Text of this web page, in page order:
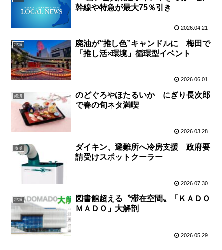
幹線や特急が最大75％引き
2026.04.21
地域
廃油が“推し色”キャンドルに 梅田で
「推し活×環境」循環型イベント
2026.06.01
経済
のどぐろやほたるいか にぎり長次郎
で春の旬ネタ満喫
2026.03.28
地域
ダイキン、避難所へ冷房支援 政府要
請受けスポットクーラー
2026.07.30
地域
図書館超える〝滞在空間〟「ＫＡＤＯ
ＭＡＤＯ」大解剖
2026.05.29